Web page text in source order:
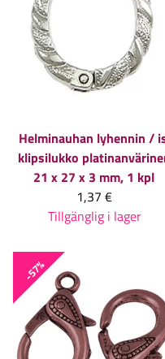
Helminauhan lyhennin /
klipsilukko
21 x 27 x 3 mm, 1 kpl
1,37 €
Tillgänglig i lager
-57%